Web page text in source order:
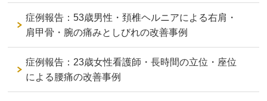
症例報告：53歳男性・頚椎ヘルニアによる右肩・
肩甲骨・腕の痛みとしびれの改善事例
症例報告：23歳女性看護師・長時間の立位・座位
による腰痛の改善事例